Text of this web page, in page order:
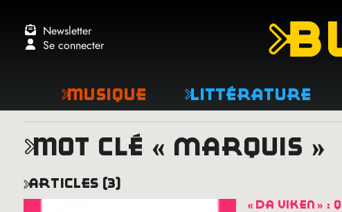
Newsletter
Se connecter
Musique Littérature
mot clé « marquis »
articles (3)
« da viken » :